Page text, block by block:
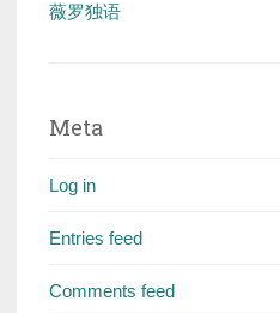
薇罗独语
Meta
Log in
Entries feed
Comments feed